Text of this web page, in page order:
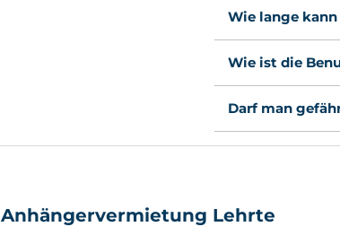
Wie lange
Wie ist die
Darf man
Anhängervermietung Lehrte